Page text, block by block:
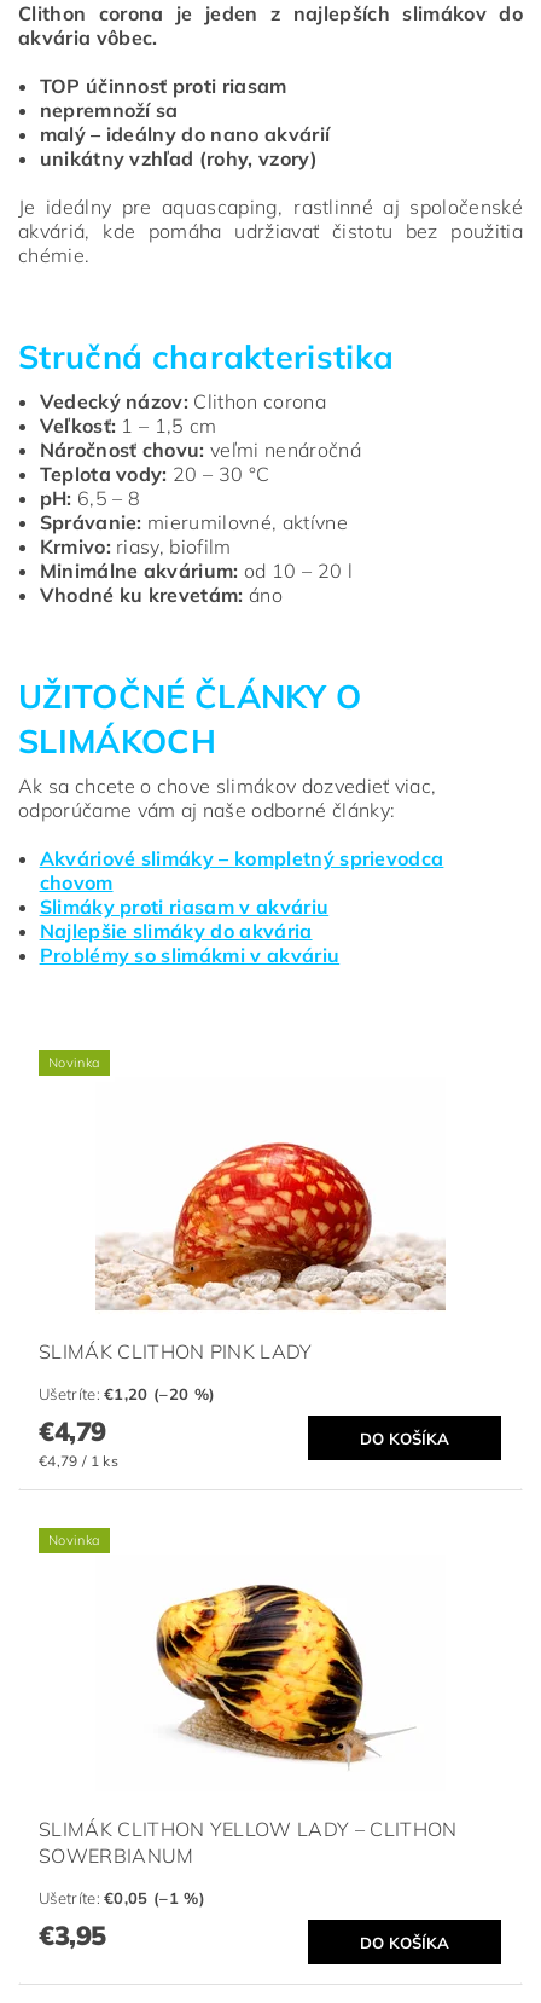
Clithon corona je jeden z najlepších slimákov do
akvária vôbec.
TOP účinnosť proti riasam
nepremnoží sa
malý – ideálny do nano akvárií
unikátny vzhľad (rohy, vzory)
Je ideálny pre aquascaping, rastlinné aj spoločenské
akváriá, kde pomáha udržiavať čistotu bez použitia
chémie.
Stručná charakteristika
Vedecký názov: Clithon corona
Veľkosť: 1 – 1,5 cm
Náročnosť chovu: veľmi nenáročná
Teplota vody: 20 – 30 °C
pH: 6,5 – 8
Správanie: mierumilovné, aktívne
Krmivo: riasy, biofilm
Minimálne akvárium: od 10 – 20 l
Vhodné ku krevetám: áno
UŽITOČNÉ ČLÁNKY O
SLIMÁKOCH
Ak sa chcete o chove slimákov dozvedieť viac,
odporúčame vám aj naše odborné články:
Akváriové slimáky – kompletný sprievodca
chovom
Slimáky proti riasam v akváriu
Najlepšie slimáky do akvária
Problémy so slimákmi v akváriu
Novinka
SLIMÁK CLITHON PINK LADY
Ušetríte:€1,20 (–20 %)
€4,79
€4,79 / 1 ks
Novinka
SLIMÁK CLITHON YELLOW LADY – CLITHON
SOWERBIANUM
Ušetríte:€0,05 (–1 %)
€3,95